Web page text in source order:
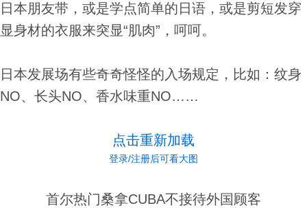
日本朋友带，或是学点简单的日语，或是剪短发穿
显身材的衣服来突显“肌肉”，呵呵。
日本发展场有些奇奇怪怪的入场规定，比如：纹身
NO、长头NO、香水味重NO……
点击重新加载
登录/注册后可看大图
首尔热门桑拿CUBA不接待外国顾客